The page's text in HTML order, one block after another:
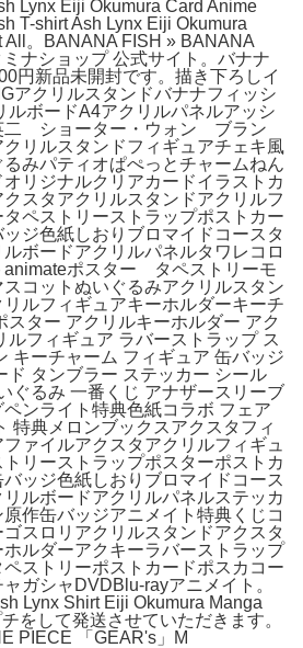
Lynx Eiji Okumura Card Anime
T-shirt Ash Lynx Eiji Okumura
All。BANANA FISH » BANANA
ナショップ 公式サイト。バナナ
円新品未開封です。描き下ろしイ
アクリルスタンドバナナフィッシ
ルボードA4アクリルパネルアッシ
二 ショーター・ウォン ブラン
リルスタンドフィギュアチェキ風
みパティオぱぺっとチャームねん
リジナルクリアカードイラストカ
スタアクリルスタンドアクリルフ
ペストリーストラップポストカー
ジ色紙しおりブロマイドコースタ
ボードアクリルパネルタワレコロ
animateポスター タペストリーモ
コットぬいぐるみアクリルスタン
リルフィギュアキーホルダーキーチ
スター アクリルキーホルダー アク
ルフィギュア ラバーストラップ ス
キーチャーム フィギュア 缶バッジ
ド タンブラー ステッカー シール
ぐるみ 一番くじ アナザースリーブ
ンライト特典色紙コラボ フェア
特典メロンブックスアクスタフィ
ァイルアクスタアクリルフィギュ
リーストラップポスターポストカ
ッジ色紙しおりブロマイドコース
ルボードアクリルパネルステッカ
作缶バッジアニメイト特典くじコ
スロリアクリルスタンドアクスタ
ルダーアクキーラバーストラップ
ストリーポストカードポスカコー
ガシャDVDBlu-rayアニメイト。
Lynx Shirt Eiji Okumura Manga
をして発送させていただきます。
PIECE 「GEAR's」M